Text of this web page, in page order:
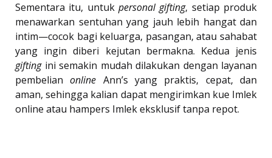
Sementara itu, untuk personal gifting, setiap produk
menawarkan sentuhan yang jauh lebih hangat dan
intim—cocok bagi keluarga, pasangan, atau sahabat
yang ingin diberi kejutan bermakna. Kedua jenis
gifting ini semakin mudah dilakukan dengan layanan
pembelianonline Ann’s yang praktis, cepat, dan
aman, sehingga kalian dapat mengirimkan kue Imlek
online atau hampers Imlek eksklusif tanpa repot.